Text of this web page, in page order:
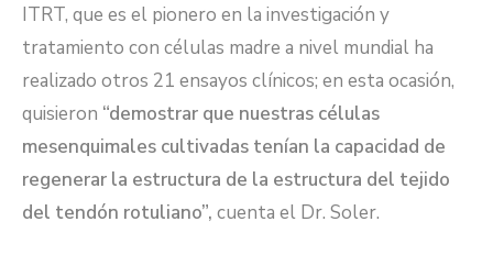
ITRT, que es el pionero en la investigación y
tratamiento con células madre a nivel mundial ha
realizado otros 21 ensayos clínicos; en esta ocasión,
quisieron “demostrar que nuestras células
mesenquimales cultivadas tenían la capacidad de
regenerar la estructura de la estructura del tejido
del tendón rotuliano”, cuenta el Dr. Soler.